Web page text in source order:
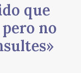
que
no